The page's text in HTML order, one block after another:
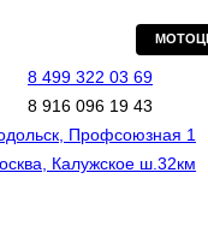
8 499 322 03 69
8 916 096 19 43
Профсоюзная 1
Калужское ш.32км